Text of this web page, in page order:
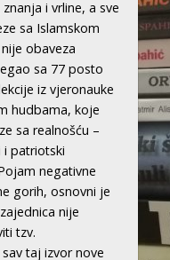
i vrline, a sve
sa Islamskom
obaveza
sa 77 posto
iz vjeronauke
hudbama, koje
sa realnošću –
i patriotski
negativne
gorih, osnovni je
nije
tzv.
taj izvor nove